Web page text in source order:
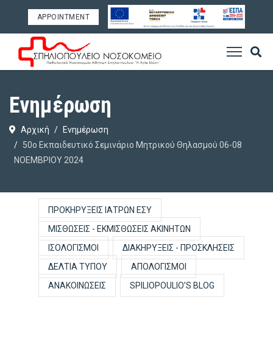
APPOINTMENT
Ενημέρωση
Αρχική
Ενημέρωση
50o Εκπαιδευτικό Σεμινάριο Μητρικού Θηλασμού 06-08
ΝΟΕΜΒΡΙΟΥ 2024
ΠΡΟΚΗΡΎΞΕΙΣ ΙΑΤΡΏΝ ΕΣΥ
ΜΙΣΘΏΣΕΙΣ - ΕΚΜΙΣΘΏΣΕΙΣ ΑΚΙΝΉΤΩΝ
ΙΣΟΛΟΓΙΣΜΟΊ
ΔΙΑΚΗΡΎΞΕΙΣ - ΠΡΟΣΚΛΉΣΕΙΣ
ΔΕΛΤΊΑ ΤΎΠΟΥ
ΑΠΟΛΟΓΙΣΜΟΊ
ΑΝΑΚΟΙΝΏΣΕΙΣ
SPILIOPOULIO’S BLOG